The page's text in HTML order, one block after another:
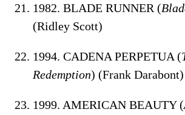
1982. BLADE RUNNER (
(Ridley Scott)
1994. CADENA PERPETUA (
Redemption) (Frank Darabont)
1999. AMERICAN BEAUTY (